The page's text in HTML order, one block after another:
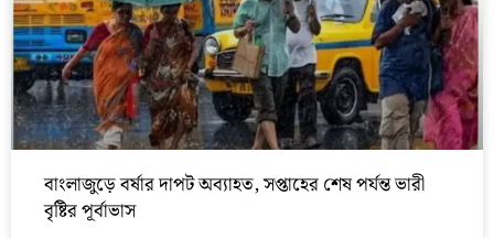
বাংলাজুড়ে বর্ষার দাপট অব্যাহত, সপ্তাহের শেষ পর্যন্ত ভারী
বৃষ্টির পূর্বাভাস